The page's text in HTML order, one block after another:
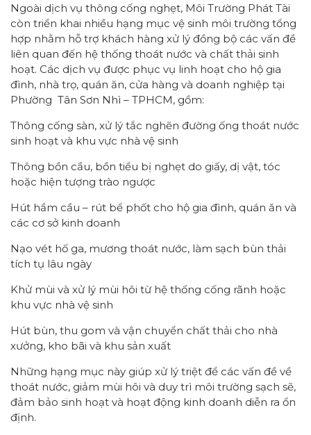
Ngoài dịch vụ thông cống nghẹt, Môi Trường Phát Tài
còn triển khai nhiều hạng mục vệ sinh môi trường tổng
hợp nhằm hỗ trợ khách hàng xử lý đồng bộ các vấn đề
liên quan đến hệ thống thoát nước và chất thải sinh
hoạt. Các dịch vụ được phục vụ linh hoạt cho hộ gia
đình, nhà trọ, quán ăn, cửa hàng và doanh nghiệp tại
Phường Tân Sơn Nhì – TPHCM, gồm:
Thông cống sàn, xử lý tắc nghẽn đường ống thoát nước
sinh hoạt và khu vực nhà vệ sinh
Thông bồn cầu, bồn tiểu bị nghẹt do giấy, dị vật, tóc
hoặc hiện tượng trào ngược
Hút hầm cầu – rút bể phốt cho hộ gia đình, quán ăn và
các cơ sở kinh doanh
Nạo vét hố ga, mương thoát nước, làm sạch bùn thải
tích tụ lâu ngày
Khử mùi và xử lý mùi hôi từ hệ thống cống rãnh hoặc
khu vực nhà vệ sinh
Hút bùn, thu gom và vận chuyển chất thải cho nhà
xưởng, kho bãi và khu sản xuất
Những hạng mục này giúp xử lý triệt để các vấn đề về
thoát nước, giảm mùi hôi và duy trì môi trường sạch sẽ,
đảm bảo sinh hoạt và hoạt động kinh doanh diễn ra ổn
định.